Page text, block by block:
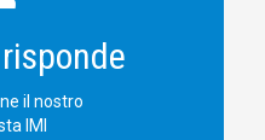
anti-PD-1. Nei pazienti con
il trattamento con target
inoltre, in presenza di
vertebrali) o a
il nostro
IMI